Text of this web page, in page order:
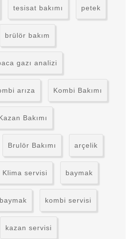
tesisat bakımı petek
brülör bakım
gazı analizi
arıza Kombi Bakımı
Bakımı
Brulör Bakımı arçelik
Klima servisi baymak
baymak kombi servisi
kazan servisi